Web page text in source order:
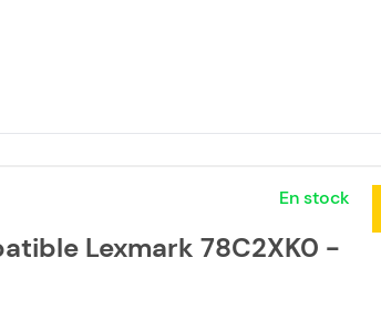
En stock
Lexmark 78C2XK0 -